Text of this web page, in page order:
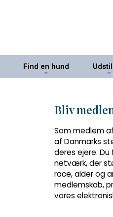
Find en hund
Bliv
Som medlem
af Danmarks
deres ejere.
netværk, der
race, alder og
medlemskab,
vores